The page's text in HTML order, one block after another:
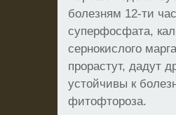
болезням 12-ти
суперфосфата,
сернокислого
прорастут, дадут
устойчивы к
фитофтороза.